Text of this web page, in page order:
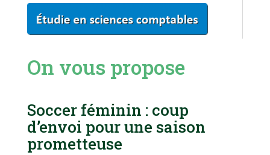
On vous propose
Soccer féminin : coup
d’envoi pour une saison
prometteuse